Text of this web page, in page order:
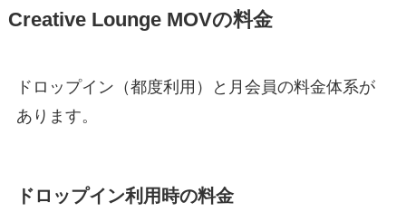
Creative Lounge MOVの料金
ドロップイン（都度利用）と月会員の料金体系が
あります。
ドロップイン利用時の料金